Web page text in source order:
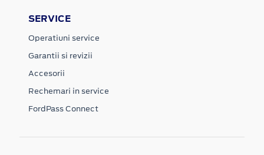
SERVICE
Operatiuni service
Garantii si revizii
Accesorii
Rechemari in service
FordPass Connect